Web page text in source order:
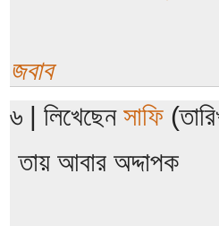
জবাব
৬ | লিখেছেন সাফি
তায় আবার অদ্দাপক